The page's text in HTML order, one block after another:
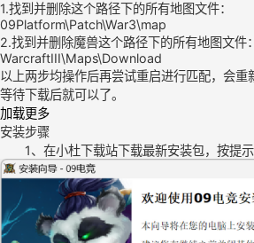
1.找到并删除这个路径下的所有地图文件：
09Platform\Patch\War3\map
2.找到并删除魔兽这个路径下的所有地图文件：
WarcraftIII\Maps\Download
以上两步均操作后再尝试重启进行匹配，会重
等待下载后就可以了。
加载更多
安装步骤
1、在小杜下载站下载最新安装包，按提